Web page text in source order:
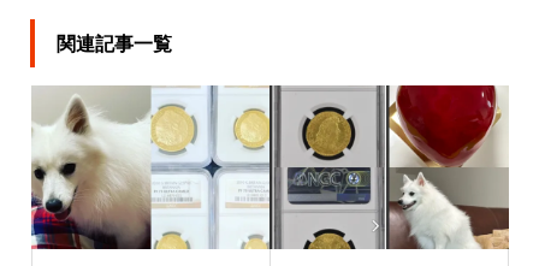
関連記事一覧